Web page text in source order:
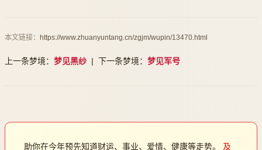
本文链接： https://www.zhuanyuntang.cn/zgjm/wupin/13470.html
上一条梦境： 梦见黑纱 | 下一条梦境： 梦见军号
助你在今年预先知道财运、事业、爱情、健康等走势。 及